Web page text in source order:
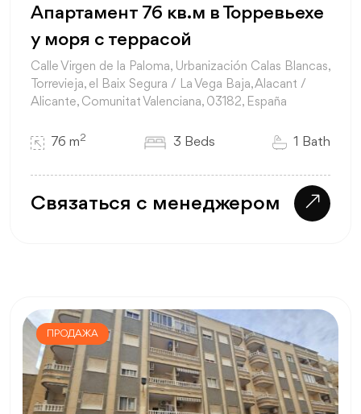
Апартамент 76 кв.м в Торревьехе
у моря с террасой
Calle Virgen de la Paloma, Urbanización Calas Blancas,
Torrevieja, el Baix Segura / La Vega Baja, Alacant /
Alicante, Comunitat Valenciana, 03182, España
76 m2 3 Beds 1 Bath
Связаться с менеджером
ПРОДАЖА